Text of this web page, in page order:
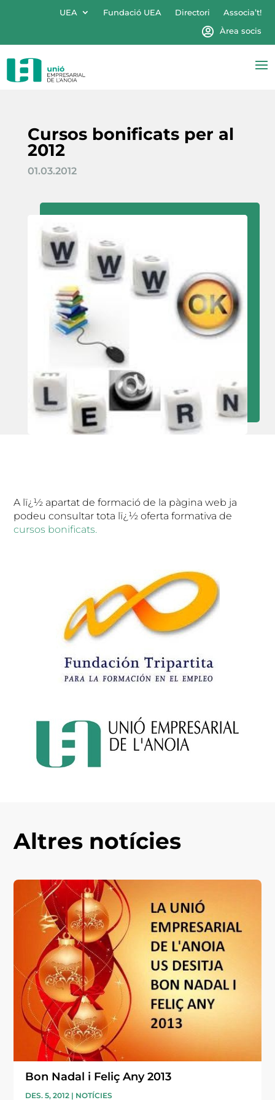
UEA Fundació UEA Directori
Associa’t!
Àrea socis
Cursos bonificats per al
2012
01.03.2012
A lï¿½ apartat de formació de la pàgina web ja
podeu consultar tota lï¿½ oferta formativa de
cursos bonificats.
Altres notícies
Bon Nadal i Feliç Any 2013
DES. 5, 2012 | NOTÍCIES